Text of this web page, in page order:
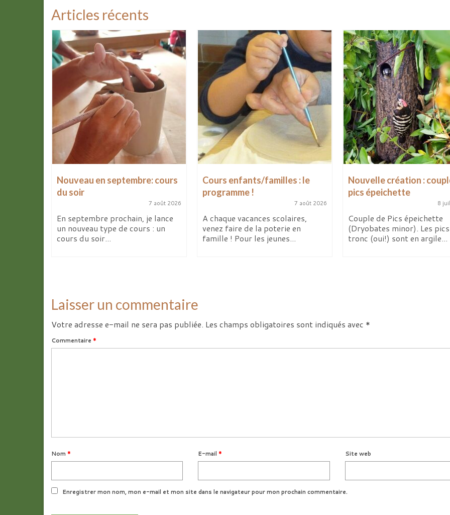
Articles récents
Nouveau en septembre: cours
du soir
7 août 2026
En septembre prochain, je lance
un nouveau type de cours : un
cours du soir...
Cours enfants/familles : le
programme !
7 août 2026
A chaque vacances scolaires,
venez faire de la poterie en
famille ! Pour les jeunes...
Nouvelle création :
pics épeichette
8
Couple de Pics épeichette
(Dryobates minor). Les
tronc (oui!) sont en argile...
Laisser un commentaire
Votre adresse e-mail ne sera pas publiée. Les champs obligatoires sont indiqués avec *
Commentaire *
Nom * E-mail * Site web
Enregistrer mon nom, mon e-mail et mon site dans le navigateur pour mon prochain commentaire.